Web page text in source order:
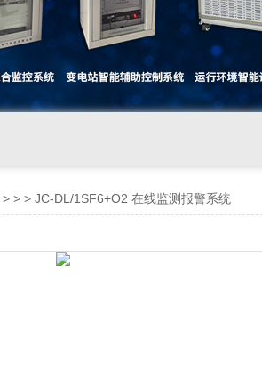
> > > JC-DL/1SF6+O2 在线监测报警系统